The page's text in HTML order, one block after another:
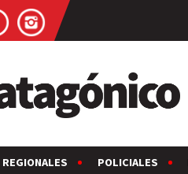
REGIONALES POLICIALES